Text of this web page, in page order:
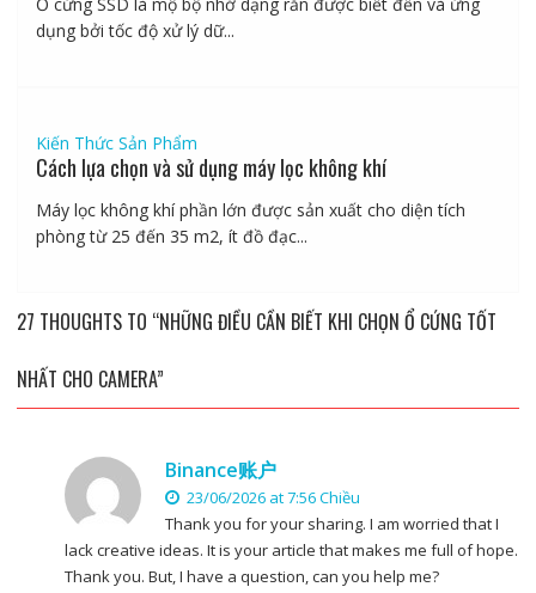
dụng bởi tốc độ xử lý dữ...
Kiến Thức Sản Phẩm
Cách lựa chọn và sử dụng máy lọc không khí
Máy lọc không khí phần lớn được sản xuất cho diện tích
phòng từ 25 đến 35 m2, ít đồ đạc...
27 THOUGHTS TO “NHỮNG ĐIỀU CẦN BIẾT KHI CHỌN Ổ CỨNG TỐT
NHẤT CHO CAMERA”
Binance账户
23/06/2026 at 7:56 Chiều
Thank you for your sharing. I am worried that I
lack creative ideas. It is your article that makes me full of hope.
Thank you. But, I have a question, can you help me?